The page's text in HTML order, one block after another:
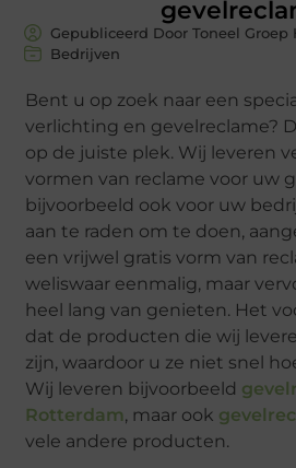
Gepubliceerd Door Toneel Groep
Bedrijven
Bent u op zoek naar een
verlichting en gevelreclame?
op de juiste plek. Wij leveren
vormen van reclame voor uw
bijvoorbeeld ook voor uw
aan te raden om te doen,
een vrijwel gratis vorm van
weliswaar eenmalig, maar
heel lang van genieten. Het
dat de producten die wij
zijn, waardoor u ze niet snel
Wij leveren bijvoorbeeld
Rotterdam, maar ook
vele andere producten.